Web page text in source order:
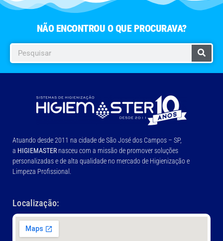
NÃO ENCONTROU O QUE PROCURAVA?
Atuando desde 2011 na cidade de São José dos Campos – SP,
a HIGIEMASTER nasceu com a missão de promover soluções
personalizadas e de alta qualidade no mercado de Higienização e
Limpeza Profissional.
Localização: